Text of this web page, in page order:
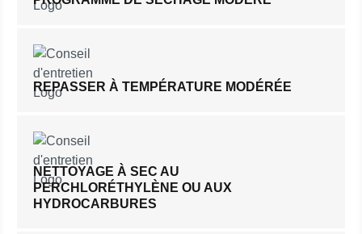
REPASSER À TEMPÉRATURE MODÉRÉE
NETTOYAGE À SEC AU
PERCHLORÉTHYLÈNE OU AUX
HYDROCARBURES